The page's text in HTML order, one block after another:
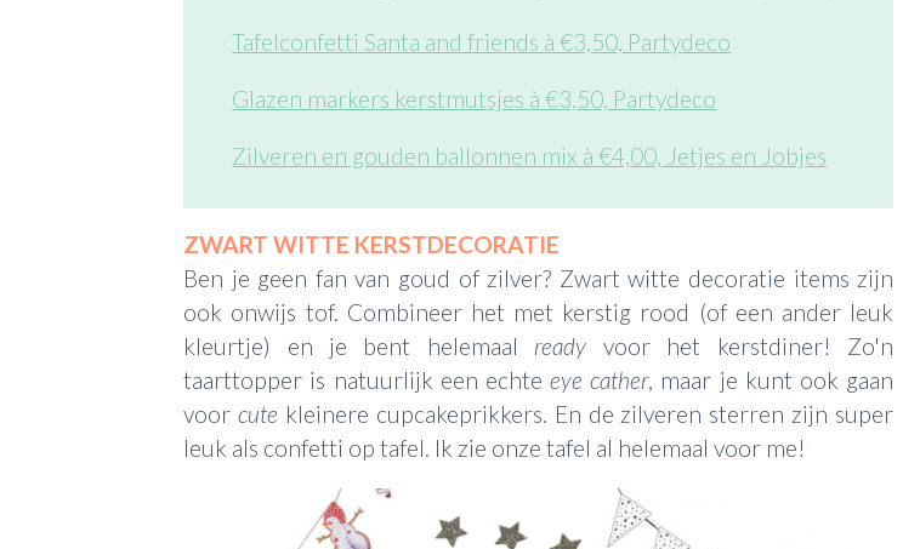
Tafelconfetti Santa and friends à €3,50, Partydeco
Glazen markers kerstmutsjes à €3,50, Partydeco
Zilveren en gouden ballonnen mix à €4,00, Jetjes en Jobjes
ZWART WITTE KERSTDECORATIE
Ben je geen fan van goud of zilver? Zwart witte decoratie items zijn
ook onwijs tof. Combineer het met kerstig rood (of een ander leuk
kleurtje) en je bent helemaal ready voor het kerstdiner! Zo'n
taarttopper is natuurlijk een echteeye cather, maar je kunt ook gaan
voorcute kleinere cupcakeprikkers. En de zilveren sterren zijn super
leuk als confetti op tafel. Ik zie onze tafel al helemaal voor me!